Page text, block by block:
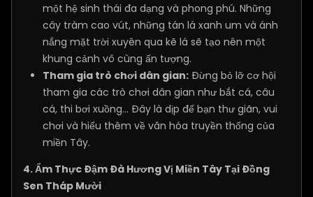
một hệ sinh thái đa dạng và phong phú. Những
cây tràm cao vút, những tán lá xanh um và ánh
nắng mặt trời xuyên qua kẽ lá sẽ tạo nên một
khung cảnh vô cùng ấn tượng.
Tham gia trò chơi dân gian: Đừng bỏ lỡ cơ hội
tham gia các trò chơi dân gian như bắt cá, câu
cá, thi bơi xuồng... Đây là dịp để bạn thư giãn, vui
chơi và hiểu thêm về văn hóa truyền thống của
miền Tây.
4. Ẩm Thực Đậm Đà Hương Vị Miền Tây Tại Đồng
Sen Tháp Mười